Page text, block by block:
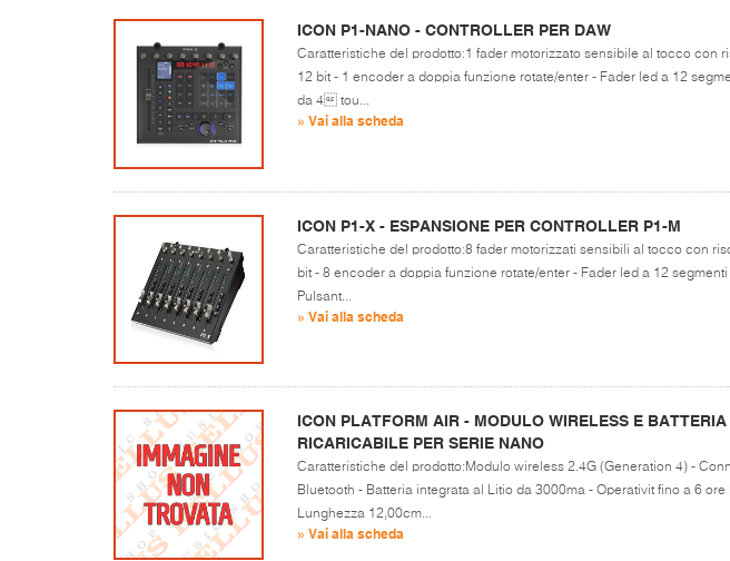
ICON P1-NANO - CONTROLLER PER DAW
Caratteristiche del prodotto:1 fader motorizzato sensibile al tocco con
12 bit - 1 encoder a doppia funzione rotate/enter - Fader led a 12
da 4 tou...
» Vai alla scheda
ICON P1-X - ESPANSIONE PER CONTROLLER P1-M
Caratteristiche del prodotto:8 fader motorizzati sensibili al tocco con
bit - 8 encoder a doppia funzione rotate/enter - Fader led a 12
Pulsant...
» Vai alla scheda
ICON PLATFORM AIR - MODULO WIRELESS E BATTERIA
RICARICABILE PER SERIE NANO
Caratteristiche del prodotto:Modulo wireless 2.4G (Generation 4) -
Bluetooth - Batteria integrata al Litio da 3000ma - Operativit fino a 6 ore
Lunghezza 12,00cm...
» Vai alla scheda